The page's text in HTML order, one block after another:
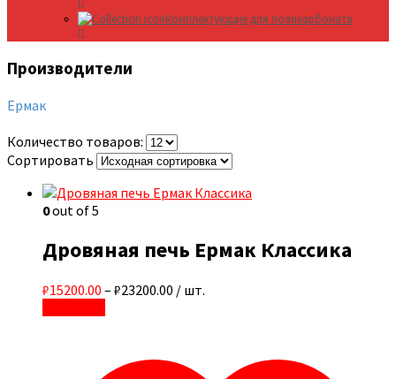
Комплектующие для поликарбоната
Производители
Ермак
Количество товаров:
Сортировать
0out of 5
Дровяная печь Ермак Классика
₽15200.00 – ₽23200.00 / шт.